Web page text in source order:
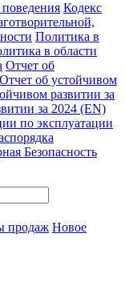
Кодекс
Политика в
в области
Отчет об
Отчет об устойчивом
развитии за
за 2024 (EN)
по эксплуатации
Безопасность
продаж Новое